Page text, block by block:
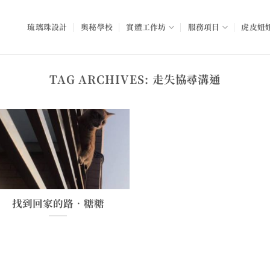
琉璃珠設計 奧秘學校 實體工作坊 服務項目 虎皮妞
TAG ARCHIVES: 走失協尋溝通
找到回家的路•糖糖